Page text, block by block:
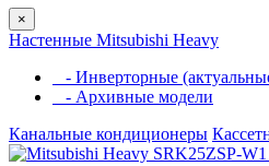
×
Настенные Mitsubishi Heavy
- Инверторные
- Архивные модели
Канальные кондиционеры